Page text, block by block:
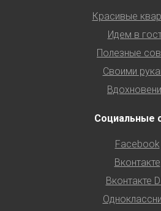
Красивые
Идем в
Полезные
Своими
Социальные
Facebook
Вконтакте
Вконтакте